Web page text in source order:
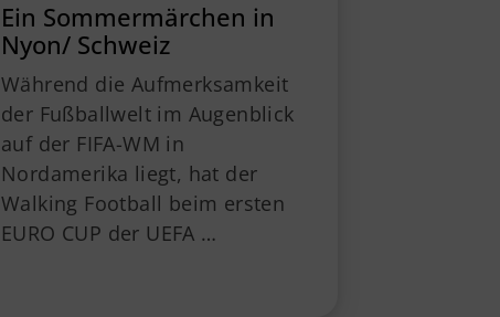
Ein Sommermärchen in
Nyon/ Schweiz
Während die Aufmerksamkeit
der Fußballwelt im Augenblick
auf der FIFA-WM in
Nordamerika liegt, hat der
Walking Football beim ersten
EURO CUP der UEFA …